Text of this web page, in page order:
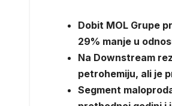
Dobit MOL Grupe
29% manje u
Na Downstream
petrohemiju, ali je
Segment